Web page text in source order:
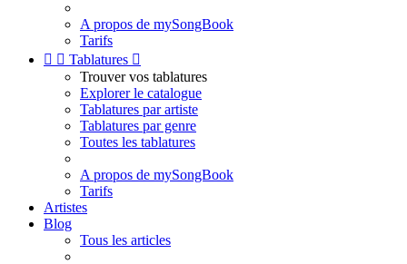
A propos de mySongBook
Tarifs
  Tablatures 
Trouver vos tablatures
Explorer le catalogue
Tablatures par artiste
Tablatures par genre
Toutes les tablatures
A propos de mySongBook
Tarifs
Artistes
Blog
Tous les articles